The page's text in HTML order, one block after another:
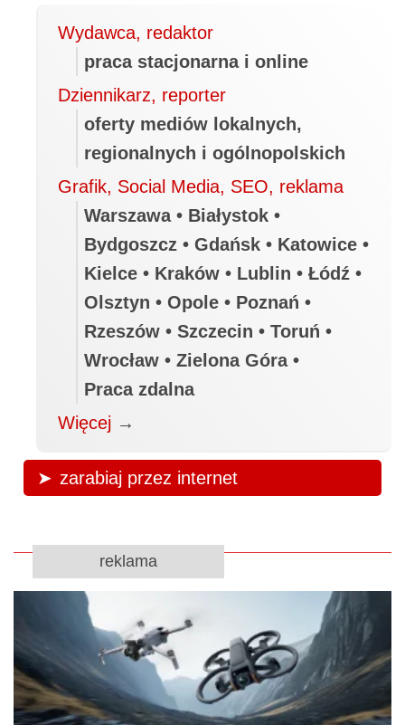
Wydawca, redaktor
praca stacjonarna i online
Dziennikarz, reporter
oferty mediów lokalnych,
regionalnych i ogólnopolskich
Grafik, Social Media, SEO, reklama
Warszawa • Białystok •
Bydgoszcz • Gdańsk • Katowice •
Kielce • Kraków • Lublin • Łódź •
Olsztyn • Opole • Poznań •
Rzeszów • Szczecin • Toruń •
Wrocław • Zielona Góra •
Praca zdalna
Więcej →
zarabiaj przez internet
reklama